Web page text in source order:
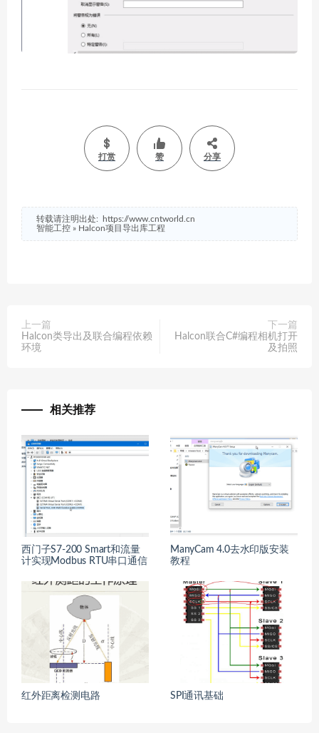
打赏 赞 分享
转载请注明出处:
https://www.cntworld.cn
智能工控 » Halcon项目导出库工程
上一篇
Halcon类导出及联合编程依赖
环境
下一篇
Halcon联合C#编程相机打开
及拍照
相关推荐
西门子S7-200 Smart和流量
计实现Modbus RTU串口通信
ManyCam 4.0去水印版安装
教程
红外距离检测电路 SPI通讯基础